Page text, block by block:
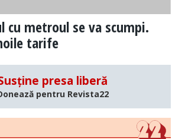
cu metroul se va scumpi.
tarife
presa liberă
pentru Revista22